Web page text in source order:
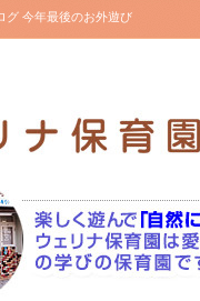
グ 今年最後のお外遊び